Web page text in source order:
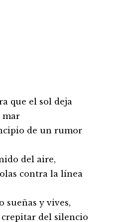
que el sol deja
mar
de un rumor
del aire,
contra la línea
sueñas y vives,
del silencio